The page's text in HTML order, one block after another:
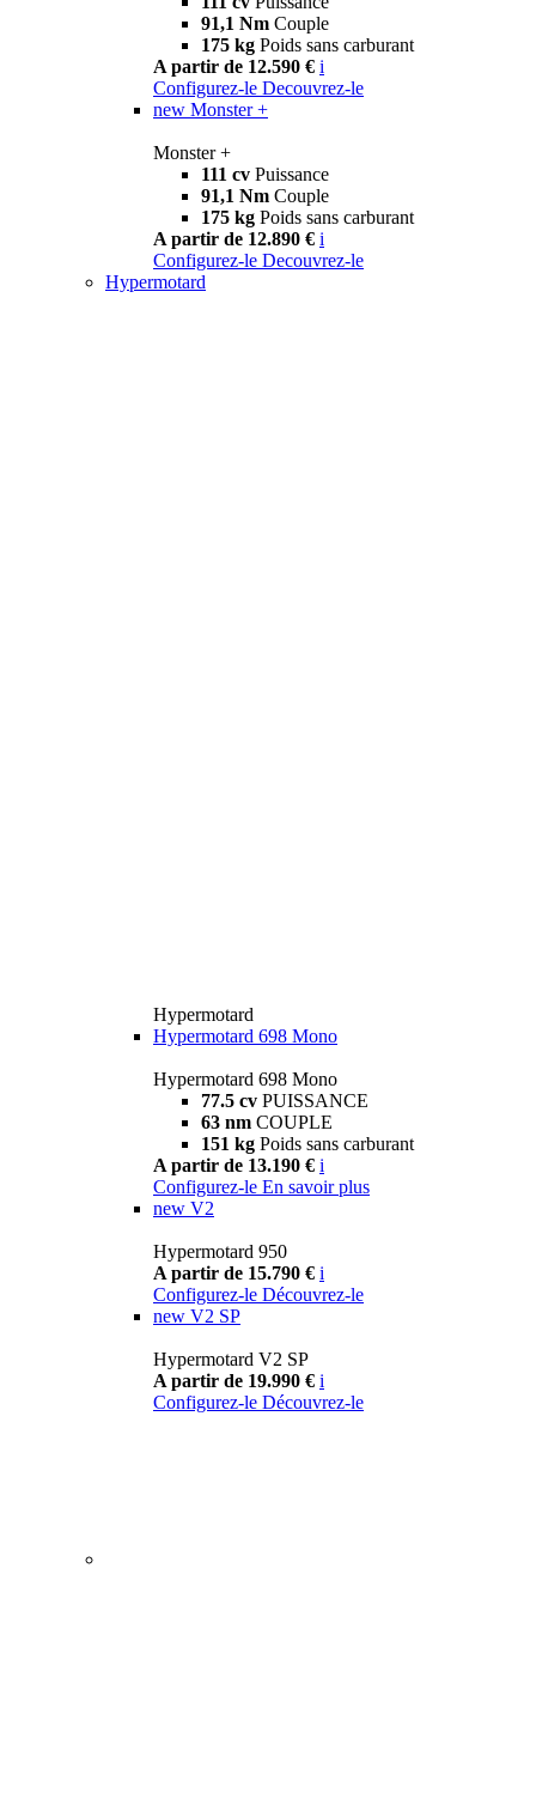
91,1 Nm Couple
175 kg Poids sans carburant
A partir de 12.590 € i
Configurez-le Decouvrez-le
new Monster +
Monster +
111 cv Puissance
91,1 Nm Couple
175 kg Poids sans carburant
A partir de 12.890 € i
Configurez-le Decouvrez-le
Hypermotard
Hypermotard
Hypermotard 698 Mono
Hypermotard 698 Mono
77.5 cv PUISSANCE
63 nm COUPLE
151 kg Poids sans carburant
A partir de 13.190 € i
Configurez-le En savoir plus
new V2
Hypermotard 950
A partir de 15.790 € i
Configurez-le Découvrez-le
new V2 SP
Hypermotard V2 SP
A partir de 19.990 € i
Configurez-le Découvrez-le